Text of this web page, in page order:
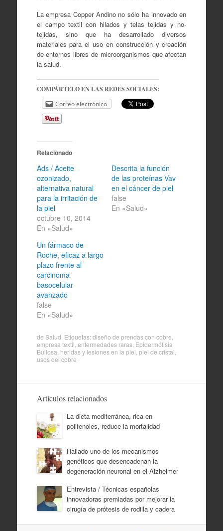
La empresa Copper Andino no sólo ha innovado en
el campo textil con hilados y telas tejidas y no-
tejidas, sino que ha desarrollado diversos
materiales para el uso en construcción y creación
de entornos libres de microorganismos que afectan
la salud.
COMPÁRTELO EN LAS REDES SOCIALES:
Correo electrónico
Relacionado
Ads / Aceite
ozonizado,
alternativa natural
para la irritación de
la piel
octubre 10, 2014
En «Salud»
Descrita la función
de las proteínas Vav
en el cáncer de piel
false
En «Salud»
Un fármaco de
Roche, eficaz a largo
plazo frente al
carcinoma
basocelular
avanzado
false
En «Salud»
de Salud . Etiquetas:diseño de prendas con cobre
empresa textil enfermedades raras, Epidermólisis
Bullosa heridas y lesiones en la piel piel de cristal
usos del cobre
Artículos relacionados
La dieta mediterránea, rica en
polifenoles, reduce la mortalidad
Hallado uno de los mecanismos
genéticos que desencadenan la
degeneración neuronal en el Alzheimer
Entrevista / Técnicas españolas
innovadoras premiadas por mejorar la
cirugía de prótesis de rodilla y cadera